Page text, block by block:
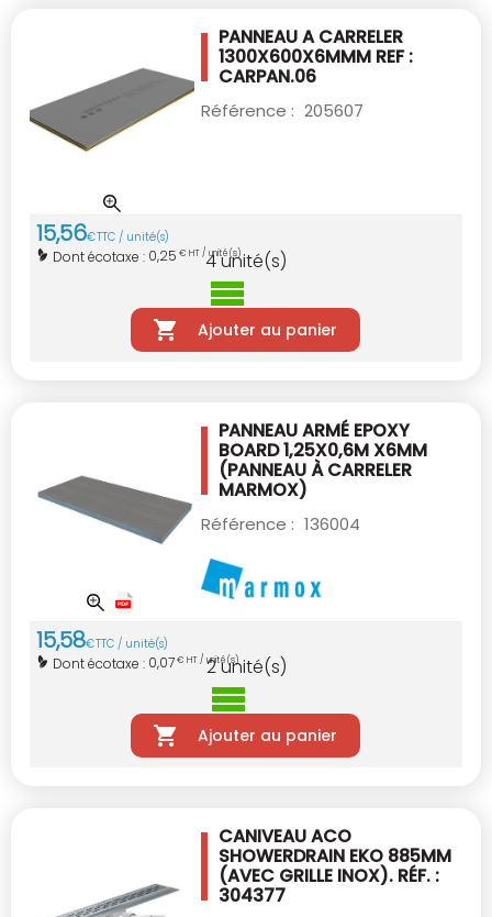
PANNEAU A CARRELER
1300X600X6MMM REF :
CARPAN.06
Référence : 205607
15,56€TTC / unité(s)
Dont écotaxe : 0,25 € HT / unité(s)
4unité(s)
Ajouter au panier
PANNEAU ARMÉ EPOXY
BOARD 1,25X0,6M X6MM
(PANNEAU À CARRELER
MARMOX)
Référence : 136004
15,58€TTC / unité(s)
Dont écotaxe : 0,07€ HT / unité(s)
2unité(s)
Ajouter au panier
CANIVEAU ACO
SHOWERDRAIN EKO 885MM
(AVEC GRILLE INOX). RÉF. :
304377